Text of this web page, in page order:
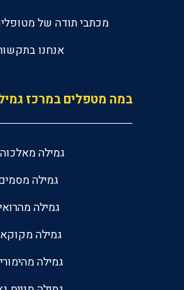
מכתבי תודה של
אנחנו
במה מטפלים במרכז
גמילה
גמילה
גמילה
גמילה
גמילה